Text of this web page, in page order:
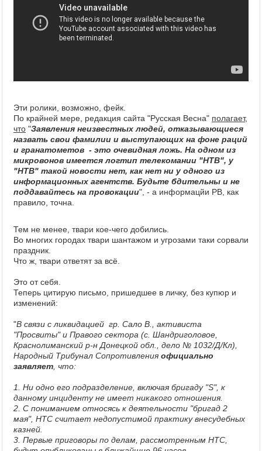
Эти ролики, возможно, фейк.
По крайней мере, редакция сайта "Русская Весна" полагает,
что "Заявления неизвестных людей, отказывающиеся
назвать свои фамилии и выступающих на фоне раций
и гранатометов - это очевидная ложь. На одном из
микровонов имеется логтип телекомании "НТВ", у
"НТВ" такой новости нет, как нет ни у одного из
информационных агентств. Будьте бдительны и не
поддавайтесь на провокации", - а информацйи РВ, как
правило, точна.
Тем не менее, твари кое-чего добились.
Во многих городах твари шантажом и угрозами таки сорвали
праздник.
Что ж, твари ответят за всё.
Это от себя.
Теперь цитирую письмо, пришедшее в личку, без купюр и
изменений:
"В связи с ликвидацией гр. Сало В., активиста
"Просвиты" и Правого сектора (с. Шандриголовое,
Краснолиманский р-н Донецкой обл., дело № 1032/Д/Кл),
Народный Трибунал Сопротивления официально
заявляет , что:
1. Ни одно его подразделение, включая бригаду "S", к
данному инциденту не имеет никакого отношения.
2. С пониманием относясь к деятельности "бригад 2
мая", НТС считает недопустимой практику внесудебных
казней.
3. Первые приговоры по делам, рассмотренным НТС,